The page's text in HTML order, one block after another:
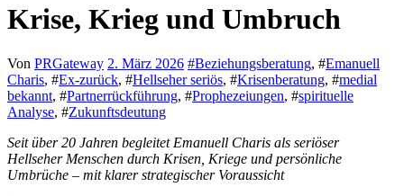
Krise, Krieg und Umbruch
Von PRGateway 2. März 2026 #Beziehungsberatung, #Emanuell
Charis, #Ex-zurück, #Hellseher seriös, #Krisenberatung, #medial
bekannt, #Partnerrückführung, #Prophezeiungen, #spirituelle
Analyse, #Zukunftsdeutung
Seit über 20 Jahren begleitet Emanuell Charis als seriöser
Hellseher Menschen durch Krisen, Kriege und persönliche
Umbrüche – mit klarer strategischer Voraussicht